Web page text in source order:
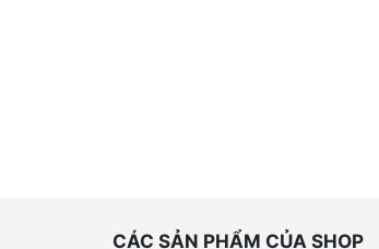
CÁC SẢN PHẨM CỦA SHOP